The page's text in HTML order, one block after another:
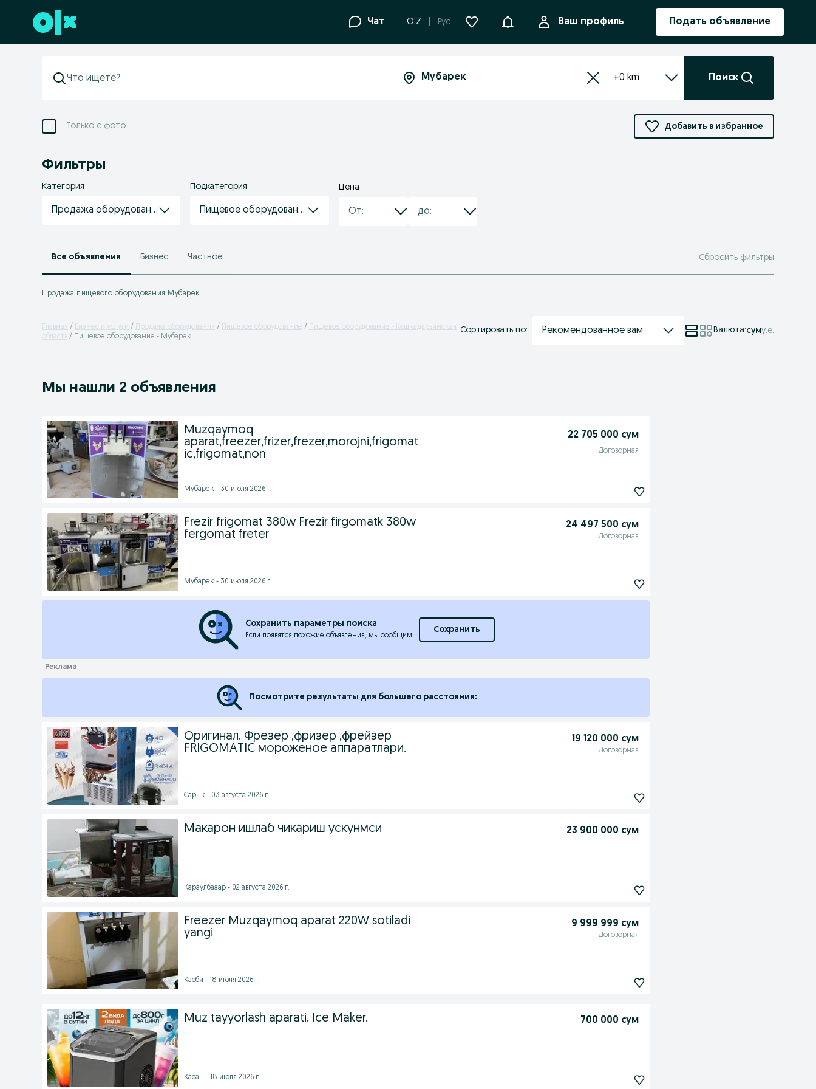
Перейти к нижнему колонтитулу Чат O'Z Рус УведомленияВаш профиль Подать объявление
+0 km Поиск
Только с фото Добавить в избранное
Фильтры
Категория
Продажа оборудования
Подкатегория
Пищевое оборудование
Цена
Все объявления Бизнес Частное Сбросить фильтры
Продажа пищевого оборудования Мубарек
Главная Бизнес и услуги Продажа оборудования Пищевое оборудование
Пищевое оборудование - Кашкадарьинская
область
Пищевое оборудование - Мубарек
Сортировать по: Рекомендованное вам Валюта:суму.е.
Мы нашли 2 объявления
Muzqaymoq
aparat,freezer,frizer,frezer,morojni,frigomat
ic,frigomat,non
22 705 000 сум
Договорная
Мубарек - 30 июля 2026 г.
Frezir frigomat 380w Frezir firgomatk 380w
fergomat freter
24 497 500 сум
Договорная
Мубарек - 30 июля 2026 г.
Сохранить параметры поиска
Если появятся похожие объявления, мы сообщим.
Сохранить
Посмотрите результаты для большего расстояния:
Оригинал. Фрезер ,фризер ,фрейзер
FRIGOMATIC мороженое аппаратлари.
19 120 000 сум
Договорная
Сарык - 03 августа 2026 г.
Макарон ишлаб чикариш ускунмси 23 900 000 сум
Караулбазар - 02 августа 2026 г.
Freezer Muzqaymoq aparat 220W sotiladi
yangi
9 999 999 сум
Договорная
Касби - 18 июля 2026 г.
Muz tayyorlash aparati. Ice Maker. 700 000 сум
Касан - 18 июля 2026 г.